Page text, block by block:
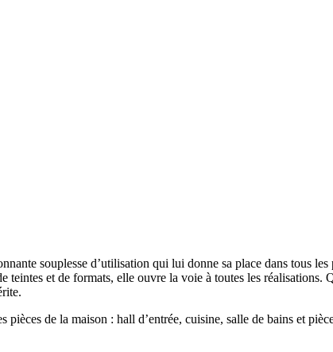
souplesse d’utilisation qui lui donne sa place dans tous
teintes et de formats, elle ouvre la voie à toutes les
pièces de la maison : hall d’entrée, cuisine, salle de bains et